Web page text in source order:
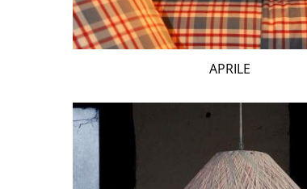
APRILE